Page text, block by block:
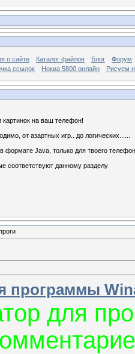
о сайте Каталог файлов Блог
Форум
ссылок Нокиа 5800 онлайн Рисуем
на ваш телефон!
от азартных игр.. до логических......
Java, только для твоего
соответствуют данному разделу
программы
для